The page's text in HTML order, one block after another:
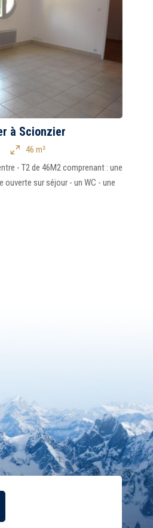
à Scionzier
46 m²
- T2 de 46M2 comprenant : une
ouverte sur séjour - un WC - une